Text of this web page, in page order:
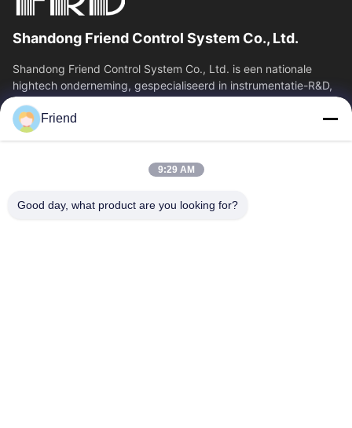
Shandong Friend Control System Co., Ltd.
Shandong Friend Control System Co., Ltd. is een nationale
hightech onderneming, gespecialiseerd in instrumentatie-R&D,
productie en industriële...
Snelkoppelingen
Over Ons
Fabrieksreis
Kwaliteitscontrole
Friend
9:29 AM
Good day, what product are you looking for?